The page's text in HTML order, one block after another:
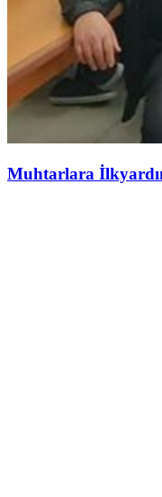
Muhtarlara